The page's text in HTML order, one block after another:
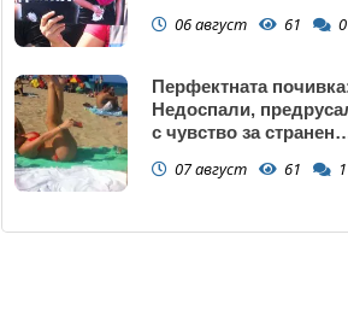
06 август 61 0
Перфектната
Недоспали,
с чувство за странен
07 август 61 1